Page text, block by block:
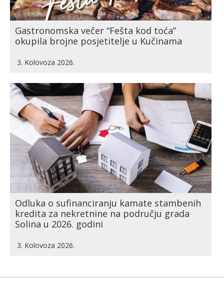
Gastronomska večer “Fešta kod toća”
okupila brojne posjetitelje u Kučinama
3. Kolovoza 2026.
Odluka o sufinanciranju kamate stambenih
kredita za nekretnine na području grada
Solina u 2026. godini
3. Kolovoza 2026.